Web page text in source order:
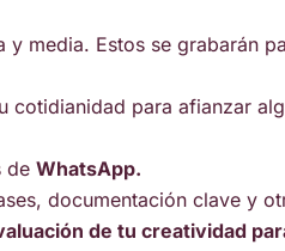
y media. Estos se grabarán
cotidianidad para afianzar
deWhatsApp.
documentación clave y
de tu creatividad